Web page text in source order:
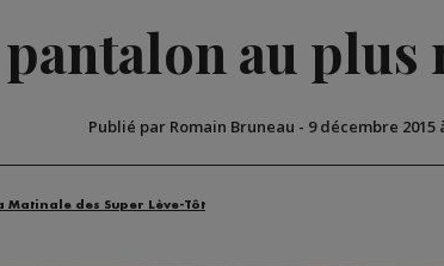
au plus
Publié par Romain Bruneau - 9 décembre 2015
Matinale des Super Lève-Tôt